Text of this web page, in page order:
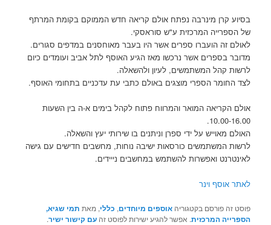
בסיוע קרן מינרבה נפתח אולם קריאה חדש הממוקם בקומת המרתף
של הספרייה המרכזית ע"ש סוראסקי.
לאולם זה הועברו ספרים אשר היו בעבר מאוחסנים במדפים סגורים.
מדובר בספרים אשר נרכשו מאז הגיע האוסף לתל אביב ועומדים כיום
לרשות קהל המשתמשים, לעיון ולהשאלה.
לצד החומר הספרי מוצגים באולם כתבי עת עדכניים בתחומי האוסף.
אולם הקריאה המואר והמרווח פתוח לקהל בימים א-ה בין השעות
10.00-16.00.
האולם מאוייש על ידי ספרן וניתנים בו שירותי יעץ והשאלה.
לרשות המשתמשים כורסאות ישיבה נוחות, מחשבים חדישים עם גישה
לאינטרנט ואפשרות להשתמש במחשבים נייידים.
לאתר אוסף וינר
פוסט זה פורסם בקטגוריהאוספים מיוחדים, כללי, מאת תמי שגיא,
הספרייה המרכזית. אפשר להגיע ישירות לפוסט זהעם קישור ישיר.